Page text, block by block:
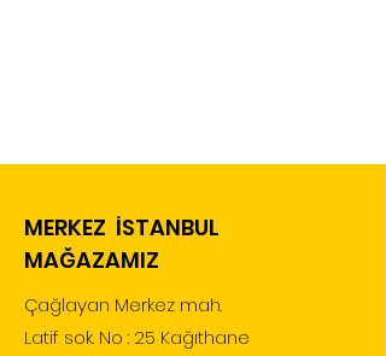
MERKEZ İSTANBUL
MAĞAZAMIZ
Çağlayan Merkez mah.
Latif sok. No : 25 Kağıthane